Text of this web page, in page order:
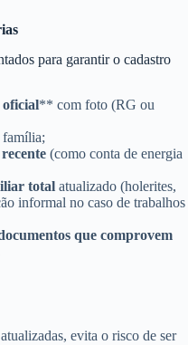
para garantir o cadastro
oficial** com foto (RG ou
família;
(como conta de energia
total atualizado (holerites,
informal no caso de trabalhos
que comprovem
evita o risco de ser